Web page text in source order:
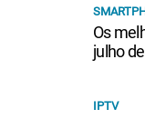
Os
julho
IPTV